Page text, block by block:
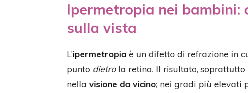
Ipermetropia nei bambini:
sulla vista
L’ipermetropia è un difetto di refrazione in
punto dietrola retina. Il risultato,
nella visione da vicino; nei gradi più elevati